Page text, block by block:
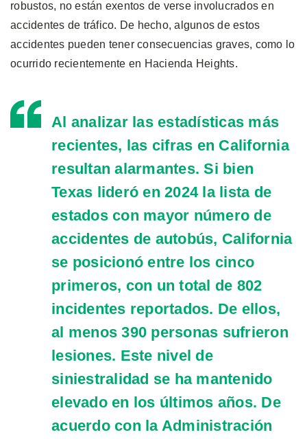
robustos, no están exentos de verse involucrados en
accidentes de tráfico. De hecho, algunos de estos
accidentes pueden tener consecuencias graves, como lo
ocurrido recientemente en Hacienda Heights.
Al analizar las estadísticas más
recientes, las cifras en California
resultan alarmantes. Si bien
Texas lideró en 2024 la lista de
estados con mayor número de
accidentes de autobús, California
se posicionó entre los cinco
primeros, con un total de 802
incidentes reportados. De ellos,
al menos 390 personas sufrieron
lesiones. Este nivel de
siniestralidad se ha mantenido
elevado en los últimos años. De
acuerdo con la Administración